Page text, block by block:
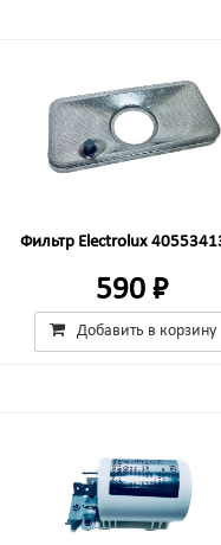
Фильтр Electrolux
590 ₽
Добавить в корзину